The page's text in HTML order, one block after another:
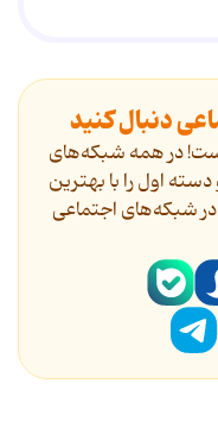
دنبال کنید
در همه شبکه‌های
اول را با بهترین
در شبکه‌های اجتماعی